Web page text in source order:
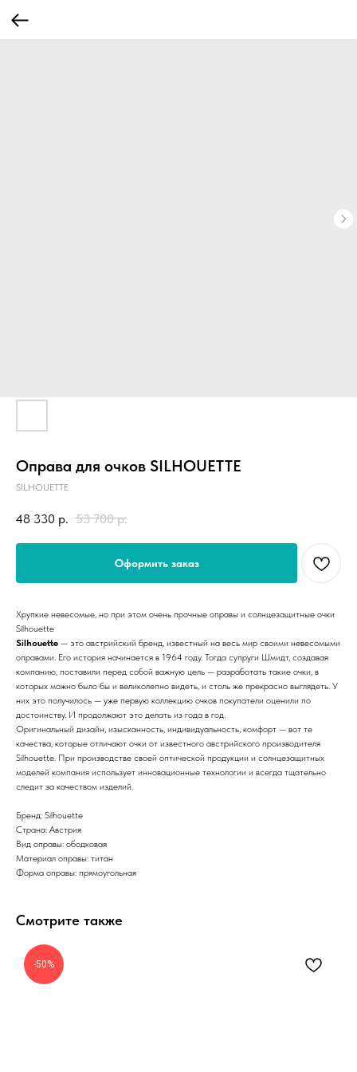
Оправа для очков SILHOUETTE
SILHOUETTE
48 330 р. 53 700 р.
Оформить заказ
Хрупкие невесомые, но при этом очень прочные оправы и солнцезащитные очки
Silhouette
Silhouette — это австрийский бренд, известный на весь мир своими невесомыми
оправами. Его история начинается в 1964 году. Тогда супруги Шмидт, создавая
компанию, поставили перед собой важную цель — разработать такие очки, в
которых можно было бы и великолепно видеть, и столь же прекрасно выглядеть. У
них это получилось — уже первую коллекцию очков покупатели оценили по
достоинству. И продолжают это делать из года в год.
Оригинальный дизайн, изысканность, индивидуальность, комфорт — вот те
качества, которые отличают очки от известного австрийского производителя
Silhouette. При производстве своей оптической продукции и солнцезащитных
моделей компания использует инновационные технологии и всегда тщательно
следит за качеством изделий.
Бренд: Silhouette
Страна: Австрия
Вид оправы: ободковая
Материал оправы: титан
Форма оправы: прямоугольная
Смотрите также
-50%